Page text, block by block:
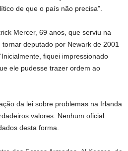
de que o país não precisa”.
Mercer, 69 anos, que serviu na
deputado por Newark de 2001
fiquei impressionado
ele pudesse trazer ordem ao
da lei sobre problemas na Irlanda
valores. Nenhum oficial
desta forma.